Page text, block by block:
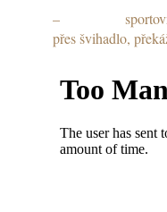
– sportovní
přes švihadlo,